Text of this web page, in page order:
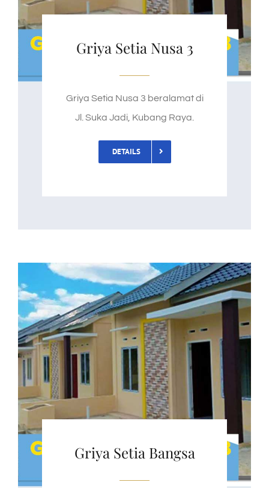
Griya Setia Nusa 3
Griya Setia Nusa 3 beralamat di
Jl. Suka Jadi, Kubang Raya.
DETAILS
Griya Setia Bangsa